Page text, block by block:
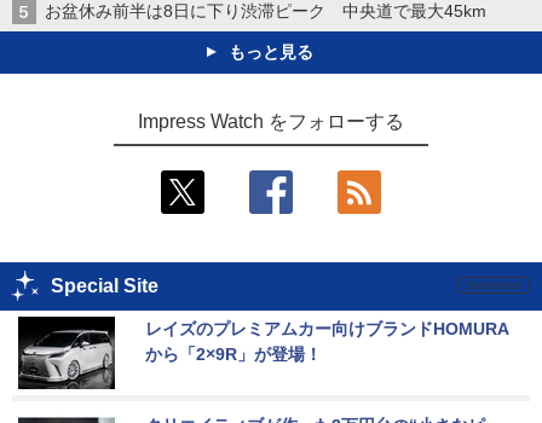
お盆休み前半は8日に下り渋滞ピーク 中央道で最大45km
もっと見る
Impress Watch をフォローする
Special Site
レイズのプレミアムカー向けブランドHOMURA
から「2×9R」が登場！